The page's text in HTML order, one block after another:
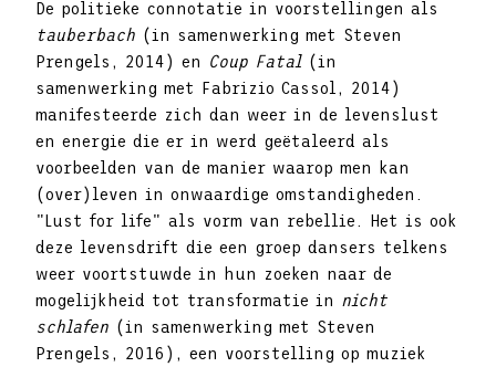
De politieke connotatie in voorstellingen als
tauberbach (in samenwerking met Steven
Prengels, 2014) en Coup Fatal(in
samenwerking met Fabrizio Cassol, 2014)
manifesteerde zich dan weer in de levenslust
en energie die er in werd geëtaleerd als
voorbeelden van de manier waarop men kan
(over)leven in onwaardige omstandigheden.
"Lust for life" als vorm van rebellie. Het is ook
deze levensdrift die een groep dansers telkens
weer voortstuwde in hun zoeken naar de
mogelijkheid tot transformatie in nicht
schlafen (in samenwerking met Steven
Prengels, 2016), een voorstelling op muziek